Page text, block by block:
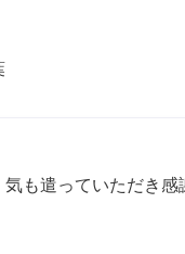
も遣っていただき